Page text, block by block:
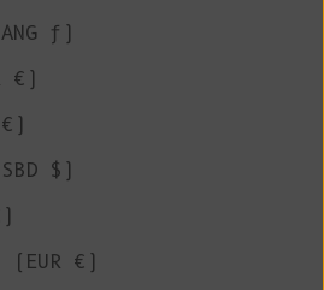
ƒ)
€)
$)
€)